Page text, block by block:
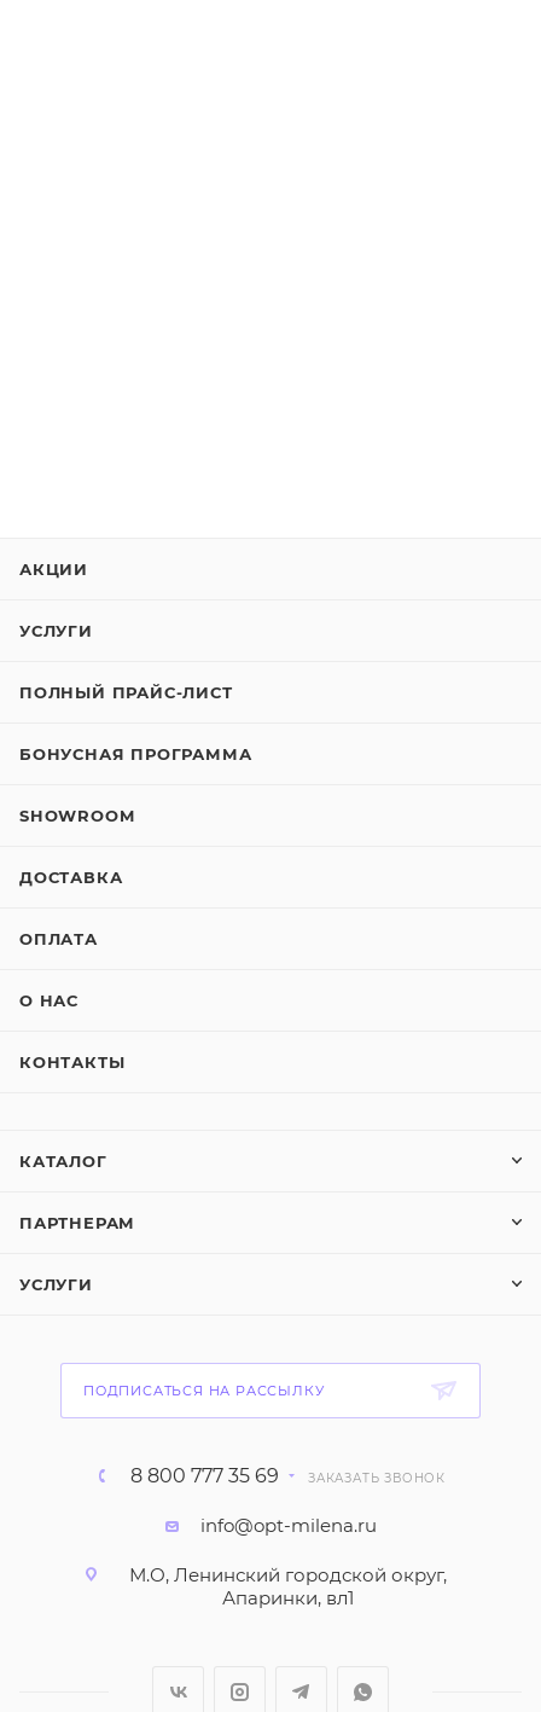
АКЦИИ
УСЛУГИ
ПОЛНЫЙ ПРАЙС-ЛИСТ
БОНУСНАЯ ПРОГРАММА
SHOWROOM
ДОСТАВКА
ОПЛАТА
О НАС
КОНТАКТЫ
КАТАЛОГ
ПАРТНЕРАМ
УСЛУГИ
ПОДПИСАТЬСЯ НА РАССЫЛКУ
8 800 777 35 69 ЗАКАЗАТЬ ЗВОНОК
info@opt-milena.ru
М.О, Ленинский городской округ,
Апаринки, вл1